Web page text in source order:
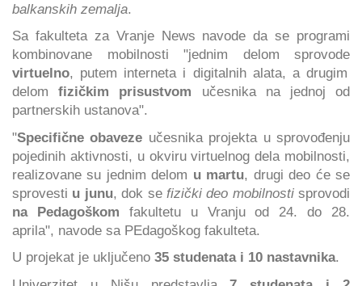
balkanskih zemalja.
Sa fakulteta za Vranje News navode da se programi
kombinovane mobilnosti "jednim delom sprovode
virtuelno, putem interneta i digitalnih alata, a drugim
delomfizičkim prisustvom učesnika na jednoj od
partnerskih ustanova".
"Specifične obaveze učesnika projekta u sprovođenju
pojedinih aktivnosti, u okviru virtuelnog dela mobilnosti,
realizovane su jednim delom u martu, drugi deo će se
sprovesti u junu, dok sefizički deo mobilnosti sprovodi
na Pedagoškom fakultetu u Vranju od 24. do 28.
aprila", navode sa PEdagoškog fakulteta.
U projekat je uključeno 35 studenata i 10 nastavnika.